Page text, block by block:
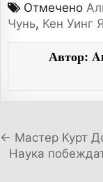
Отмечено
Чунь, Кен Уинг
Автор:
Навигация
← Мастер Курт
Наука